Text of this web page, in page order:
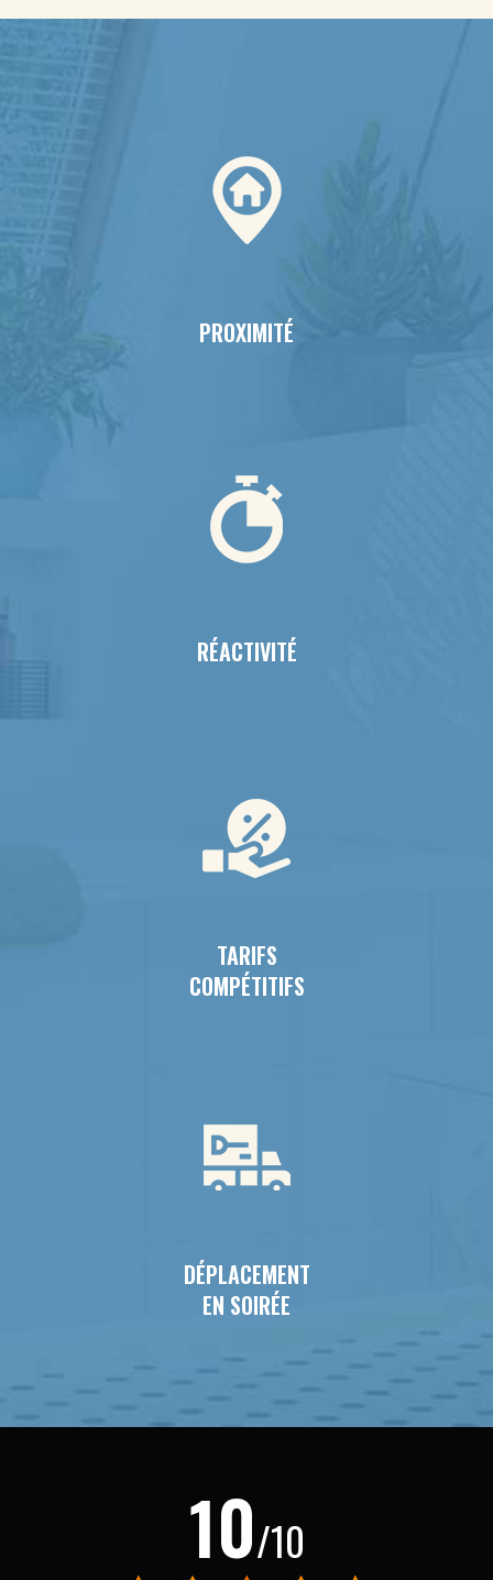
PROXIMITÉ
RÉACTIVITÉ
TARIFS
COMPÉTITIFS
DÉPLACEMENT
EN SOIRÉE
10/10